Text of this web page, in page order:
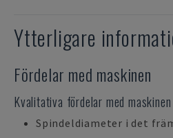
Ytterligare
Fördelar med maskinen
Kvalitativa fördelar med maskinen
Spindeldiameter i det